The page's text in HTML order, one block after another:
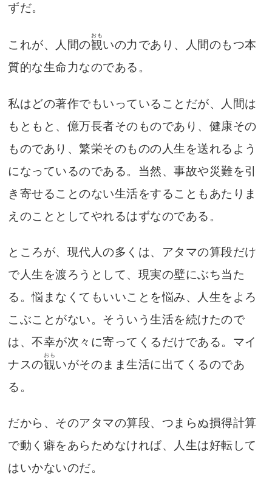
ずだ。
これが、人間の観
おも
いの力であり、人間のもつ本
質的な生命力なのである。
私はどの著作でもいっていることだが、人間は
もともと、億万長者そのものであり、健康その
ものであり、繁栄そのものの人生を送れるよう
になっているのである。当然、事故や災難を引
き寄せることのない生活をすることもあたりま
えのこととしてやれるはずなのである。
ところが、現代人の多くは、アタマの算段だけ
で人生を渡ろうとして、現実の壁にぶち当た
る。悩まなくてもいいことを悩み、人生をよろ
こぶことがない。そういう生活を続けたので
は、不幸が次々に寄ってくるだけである。マイ
ナスの観
おも
いがそのまま生活に出てくるのであ
る。
だから、そのアタマの算段、つまらぬ損得計算
で動く癖をあらためなければ、人生は好転して
はいかないのだ。